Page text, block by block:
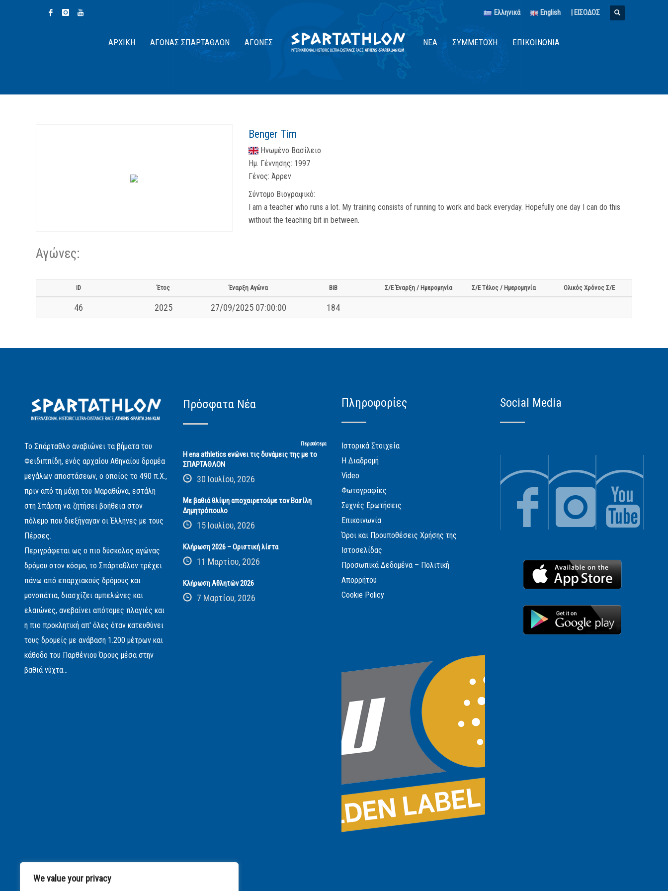
We value your privacy
Ελληνικά English | ΕΙΣΟΔΟΣ
ΑΡΧΙΚΉ ΑΓΏΝΑΣ ΣΠΆΡΤΑΘΛΟΝ ΑΓΏΝΕΣ ΝΈΑ ΣΥΜΜΕΤΟΧΉ ΕΠΙΚΟΙΝΩΝΊΑ
Benger Tim
Ηνωμένο Βασίλειο
Ημ. Γέννησης: 1997
Γένος: Άρρεν
Σύντομο Βιογραφικό:
I am a teacher who runs a lot. My training consists of running to work and back everyday. Hopefully one day I can do this
without the teaching bit in between.
Αγώνες:
ID Έτος Έναρξη Αγώνα BiB Σ/Ε Έναρξη / Ημερομηνία Σ/Ε Τέλος / Ημερομηνία Ολικός Χρόνος Σ/Ε
46 2025 27/09/2025 07:00:00 184
Το Σπάρταθλο αναβιώνει τα βήματα του
Φειδιππίδη, ενός αρχαίου Αθηναίου δρομέα
μεγάλων αποστάσεων, ο οποίος το 490 π.Χ.,
πριν από τη μάχη του Μαραθώνα, εστάλη
στη Σπάρτη να ζητήσει βοήθεια στον
πόλεμο που διεξήγαγαν οι Έλληνες με τους
Πέρσες.
Περιγράφεται ως ο πιο δύσκολος αγώνας
δρόμου στον κόσμο, το Σπάρταθλον τρέχει
πάνω από επαρχιακούς δρόμους και
μονοπάτια, διασχίζει αμπελώνες και
ελαιώνες, ανεβαίνει απότομες πλαγιές και
η πιο προκλητική απ' όλες όταν κατευθύνει
τους δρομείς με ανάβαση 1.200 μέτρων και
κάθοδο του Παρθένιου Όρους μέσα στην
βαθιά νύχτα...
Πρόσφατα Νέα
Περισσότερα
Η ena athletics ενώνει τις δυνάμεις της με το
ΣΠΑΡΤΑΘΛΟΝ
30 Ιουλίου, 2026
Με βαθιά θλίψη αποχαιρετούμε τον Βασίλη
Δημητρόπουλο
15 Ιουλίου, 2026
Κλήρωση 2026 – Οριστική λίστα
11 Μαρτίου, 2026
Κλήρωση Αθλητών 2026
7 Μαρτίου, 2026
Πληροφορίες
Ιστορικά Στοιχεία
Η Διαδρομή
Video
Φωτογραφίες
Συχνές Ερωτήσεις
Επικοινωνία
Όροι και Προυποθέσεις Χρήσης της
Ιστοσελίδας
Προσωπικά Δεδομένα – Πολιτική
Απορρήτου
Cookie Policy
Social Media